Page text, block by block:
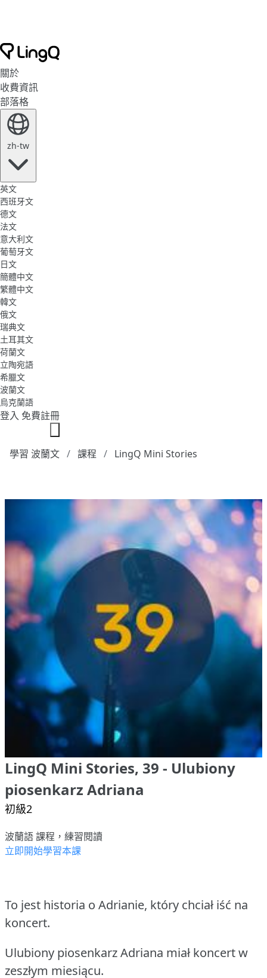
關於
收費資訊
部落格
zh-tw
英文
西班牙文
德文
法文
意大利文
葡萄牙文
日文
簡體中文
繁體中文
韓文
俄文
瑞典文
土耳其文
荷蘭文
立陶宛語
希臘文
波蘭文
烏克蘭語
登入 免費註冊
學習 波蘭文 課程 LingQ Mini Stories
LingQ Mini Stories, 39 - Ulubiony
piosenkarz Adriana
初級2
波蘭語 課程，練習閱讀
立即開始學習本課
To jest historia o Adrianie, który chciał iść na
koncert.
Ulubiony piosenkarz Adriana miał koncert w
zeszłym miesiącu.